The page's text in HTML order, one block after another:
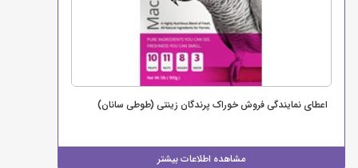
اعطای نمایندگی فروش خوراک پرندگان زینتی (طوطی سانان)
مشاهده اطلاعات بیشتر